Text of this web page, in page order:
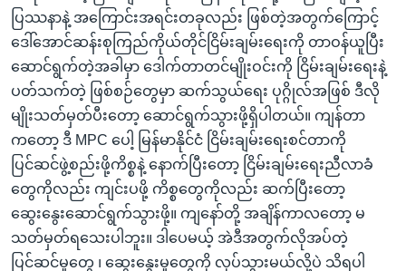
ပြဿနာနဲ့ အကြောင်းအရင်းတခုလည်း ဖြစ်တဲ့အတွက်ကြောင့်
ဒေါ်အောင်ဆန်းစုကြည်ကိုယ်တိုင်ငြိမ်းချမ်းရေးကို တာဝန်ယူပြီး
ဆောင်ရွက်တဲ့အခါမှာ ဒေါက်တာတင်မျိုးဝင်းကို ငြိမ်းချမ်းရေးနဲ့
ပတ်သက်တဲ့ ဖြစ်စဉ်တွေမှာ ဆက်သွယ်ရေး ပုဂ္ဂိုလ်အဖြစ် ဒီလို
မျိုးသတ်မှတ်ပီးတော့ ဆောင်ရွက်သွားဖို့ရှိပါတယ်။ ကျန်တာ
ကတော့ ဒီ MPC ပေါ့ မြန်မာနိုင်ငံ ငြိမ်းချမ်းရေးစင်တာကို
ပြင်ဆင်ဖွဲ့စည်းဖို့ကိစ္စနဲ့ နောက်ပြီးတော့ ငြိမ်းချမ်းရေးညီလာခံ
တွေကိုလည်း ကျင်းပဖို့ ကိစ္စတွေကိုလည်း ဆက်ပြီးတော့
ဆွေးနွေးဆောင်ရွက်သွားဖို့။ ကျနော်တို့ အချိန်ကာလတော့ မ
သတ်မှတ်ရသေးပါဘူး။ ဒါပေမယ့် အဲဒီအတွက်လိုအပ်တဲ့
ပြင်ဆင်မှုတွေ ၊ ဆွေးနွေးမှုတွေကို လုပ်သွားမယ်လို့ပဲ သိရပါ